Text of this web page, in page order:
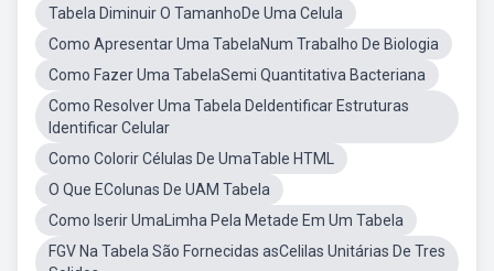
Tabela Diminuir O TamanhoDe Uma Celula
Como Apresentar Uma TabelaNum Trabalho De Biologia
Como Fazer Uma TabelaSemi Quantitativa Bacteriana
Como Resolver Uma Tabela DeIdentificar Estruturas
Identificar Celular
Como Colorir Células De UmaTable HTML
O Que EColunas De UAM Tabela
Como Iserir UmaLimha Pela Metade Em Um Tabela
FGV Na Tabela São Fornecidas asCelilas Unitárias De Tres